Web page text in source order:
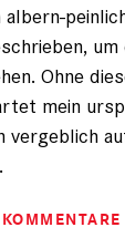
Ohne
mein
vergeblich